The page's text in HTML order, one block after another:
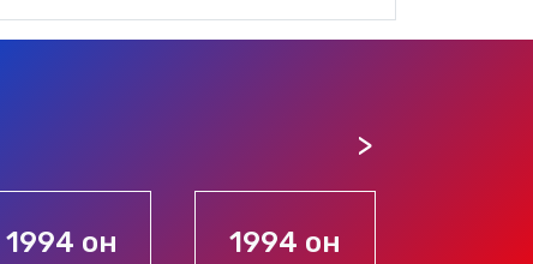
1994 он 1994 он